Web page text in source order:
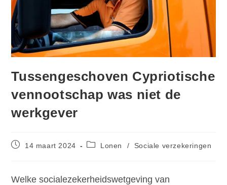
Tussengeschoven Cypriotische
vennootschap was niet de
werkgever
14 maart 2024 Lonen / Sociale verzekeringen
Welke socialezekerheidswetgeving van